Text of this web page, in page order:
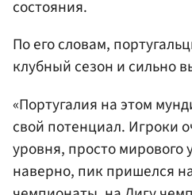
состояния.
По его словам,
клубный сезон и сильно
«Португалия на этом
свой потенциал. Игроки
уровня, просто мирового
наверно, пик пришелся